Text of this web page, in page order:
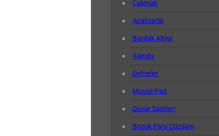
Çakmak
Anahtarlık
Bardak Altlıgı
Ajanda
Defterler
Mouse Pad
Duvar Saatleri
Bozuk Para Cüzdanı